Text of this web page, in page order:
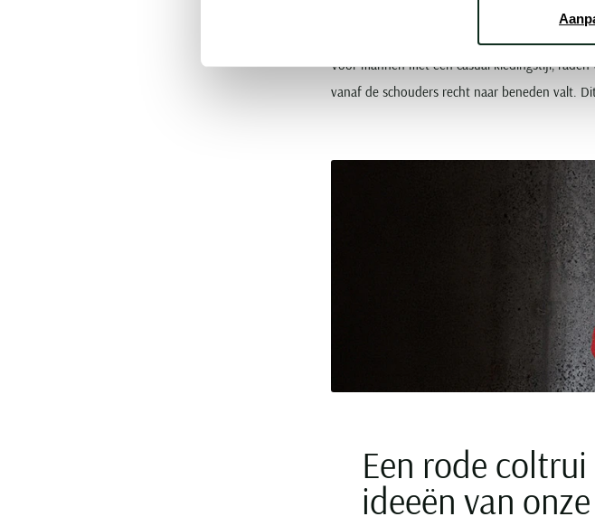
verzorgde look. Ook als u uw rode coltrui
Voor mannen met een casual kledingstijl,
vanaf de schouders recht naar beneden valt.
Een rode
ideeën van